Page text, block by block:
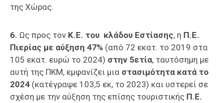
της Χώρας.
6. Ως προς τον Κ.Ε. του κλάδου Εστίασης, η Π.Ε.
Πιερίας με αύξηση 47% (από 72 εκατ. το 2019 στα
105 εκατ. ευρώ το 2024) στην 5ετία, ταυτόσημη με
αυτή της ΠΚΜ, εμφανίζει μια στασιμότητα κατά το
2024 (κατέγραψε 103,5 εκ, το 2023) και υστερεί σε
σχέση με την αύξηση της επίσης τουριστικής Π.Ε.